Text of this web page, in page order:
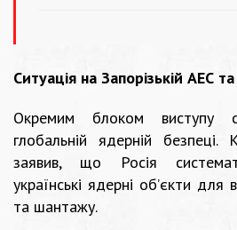
Ситуація на Запорізькій АЕС
Окремим блоком виступу
глобальній ядерній
заявив, що Росія
українські ядерні об’єкти для
та шантажу.